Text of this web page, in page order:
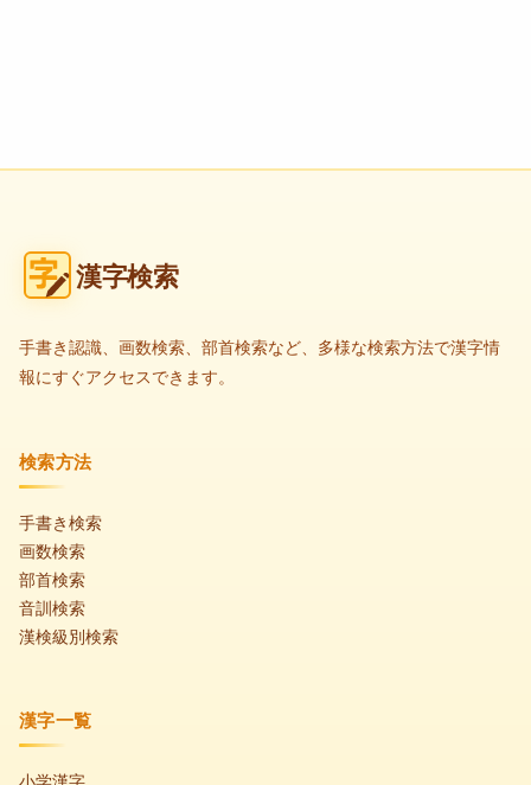
漢字検索
手書き認識、画数検索、部首検索など、多様な検索方法で漢字情
報にすぐアクセスできます。
検索方法
手書き検索
画数検索
部首検索
音訓検索
漢検級別検索
漢字一覧